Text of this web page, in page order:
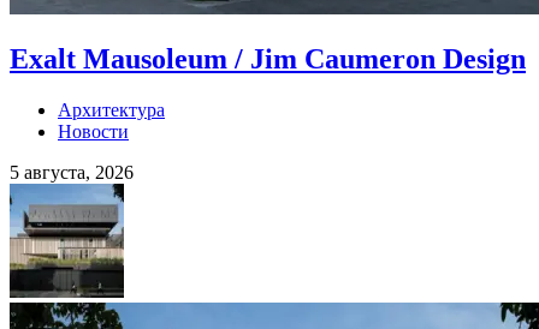
Exalt Mausoleum / Jim Caumeron Design
Архитектура
Новости
5 августа, 2026